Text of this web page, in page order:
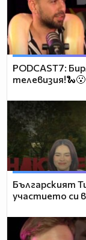
PODCAST7:
телевизия!🐍😮
Българският
участието си